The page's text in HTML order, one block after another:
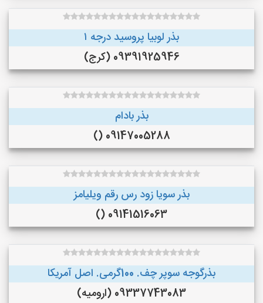
بذر لوبیا پروسید درجه ۱
09391925946 (کرج)
بذر بادام
09147005288 ()
بذر سویا زود رس رقم ویلیامز
09141516063 ()
بذرگوجه‌ سوپر چف. 100گرمی. اصل آمریکا
09337743083 (ارومیه)